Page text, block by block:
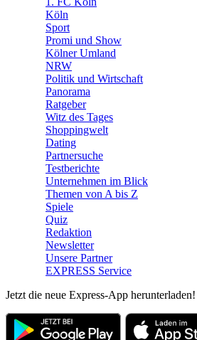
Köln
Sport
Promi und Show
Kölner Umland
NRW
Politik und Wirtschaft
Panorama
Ratgeber
Witz des Tages
Shoppingwelt
Dating
Partnersuche
Testberichte
Unternehmen im Blick
Themen von A bis Z
Spiele
Quiz
Redaktion
Newsletter
Unsere Partner
EXPRESS Service
Jetzt die neue Express-App herunterladen!